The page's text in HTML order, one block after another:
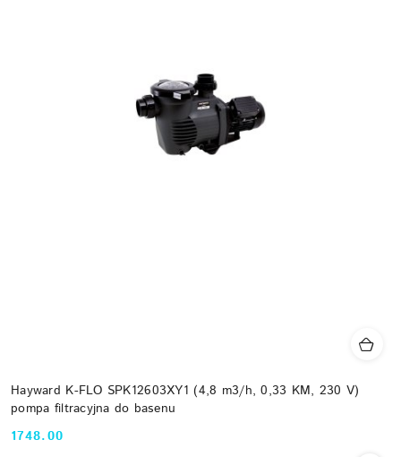
Hayward K-FLO SPK12603XY1 (4,8 m3/h, 0,33 KM, 230 V)
pompa filtracyjna do basenu
Cena:
1748.00